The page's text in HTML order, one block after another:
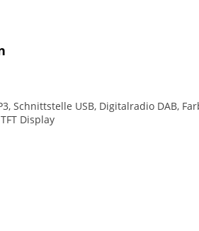
Schnittstelle USB, Digitalradio DAB,
Display